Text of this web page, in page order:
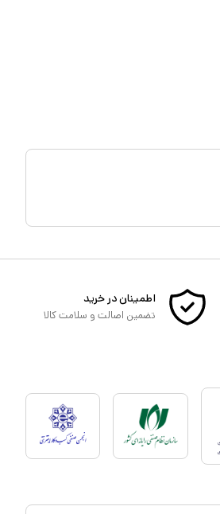
اطمینان در خرید
تضمین اصالت و سلامت کالا